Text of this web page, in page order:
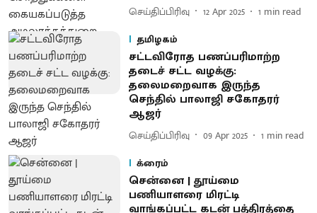
செய்திப்பிரிவு 12 Apr 2025 1 min read
தமிழகம்
சட்டவிரோத பணப்பரிமாற்ற
தடைச் சட்ட வழக்கு:
தலைமறைவாக இருந்த
செந்தில் பாலாஜி சகோதரர்
ஆஜர்
செய்திப்பிரிவு 09 Apr 2025 1 min read
க்ரைம்
சென்னை | தூய்மை
பணியாளரை மிரட்டி
வாங்கப்பட்ட கடன் பத்திரத்தை